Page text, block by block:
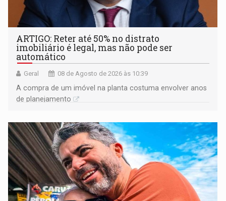
ARTIGO: Reter até 50% no distrato
imobiliário é legal, mas não pode ser
automático
Geral 08 de Agosto de 2026 às 10:39
A compra de um imóvel na planta costuma envolver anos
de planejamento